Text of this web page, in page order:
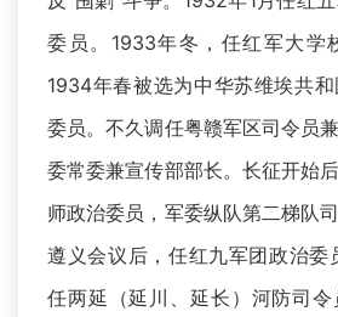
委员。1933年冬，任红军大学
1934年春被选为中华苏维埃共
委员。不久调任粤赣军区司令员
委常委兼宣传部部长。长征开始
师政治委员，军委纵队第二梯队
遵义会议后，任红九军团政治委
任两延（延川、延长）河防司